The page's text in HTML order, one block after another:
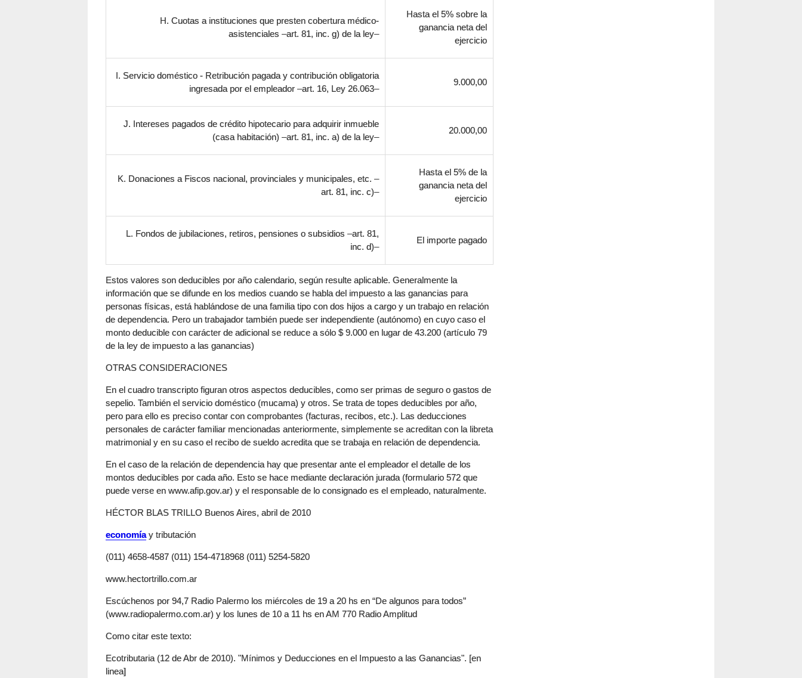
H. Cuotas a instituciones que presten cobertura médico-
asistenciales –art. 81, inc. g) de la ley–
Hasta el 5% sobre la
ganancia neta del
ejercicio
I. Servicio doméstico - Retribución pagada y contribución obligatoria
ingresada por el empleador –art. 16, Ley 26.063–
9.000,00
J. Intereses pagados de crédito hipotecario para adquirir inmueble
(casa habitación) –art. 81, inc. a) de la ley–
20.000,00
K. Donaciones a Fiscos nacional, provinciales y municipales, etc. –
art. 81, inc. c)–
Hasta el 5% de la
ganancia neta del
ejercicio
L. Fondos de jubilaciones, retiros, pensiones o subsidios –art. 81,
inc. d)–
El importe pagado
Estos valores son deducibles por año calendario, según resulte aplicable. Generalmente la
información que se difunde en los medios cuando se habla del impuesto a las ganancias para
personas físicas, está hablándose de una familia tipo con dos hijos a cargo y un trabajo en relación
de dependencia. Pero un trabajador también puede ser independiente (autónomo) en cuyo caso el
monto deducible con carácter de adicional se reduce a sólo $ 9.000 en lugar de 43.200 (artículo 79
de la ley de impuesto a las ganancias)
OTRAS CONSIDERACIONES
En el cuadro transcripto figuran otros aspectos deducibles, como ser primas de seguro o gastos de
sepelio. También el servicio doméstico (mucama) y otros. Se trata de topes deducibles por año,
pero para ello es preciso contar con comprobantes (facturas, recibos, etc.). Las deducciones
personales de carácter familiar mencionadas anteriormente, simplemente se acreditan con la libreta
matrimonial y en su caso el recibo de sueldo acredita que se trabaja en relación de dependencia.
En el caso de la relación de dependencia hay que presentar ante el empleador el detalle de los
montos deducibles por cada año. Esto se hace mediante declaración jurada (formulario 572 que
puede verse en www.afip.gov.ar) y el responsable de lo consignado es el empleado, naturalmente.
HÉCTOR BLAS TRILLO Buenos Aires, abril de 2010
economíay tributación
(011) 4658-4587 (011) 154-4718968 (011) 5254-5820
www.hectortrillo.com.ar
Escúchenos por 94,7 Radio Palermo los miércoles de 19 a 20 hs en “De algunos para todos”
(www.radiopalermo.com.ar) y los lunes de 10 a 11 hs en AM 770 Radio Amplitud
Como citar este texto:
Ecotributaria (12 de Abr de 2010). "Mínimos y Deducciones en el Impuesto a las Ganancias". [en
linea]